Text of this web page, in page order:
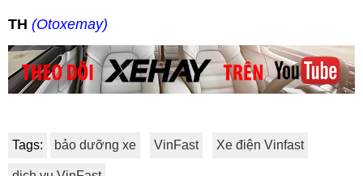
TH (Otoxemay)
Tags: bảo dưỡng xe VinFast Xe điện Vinfast